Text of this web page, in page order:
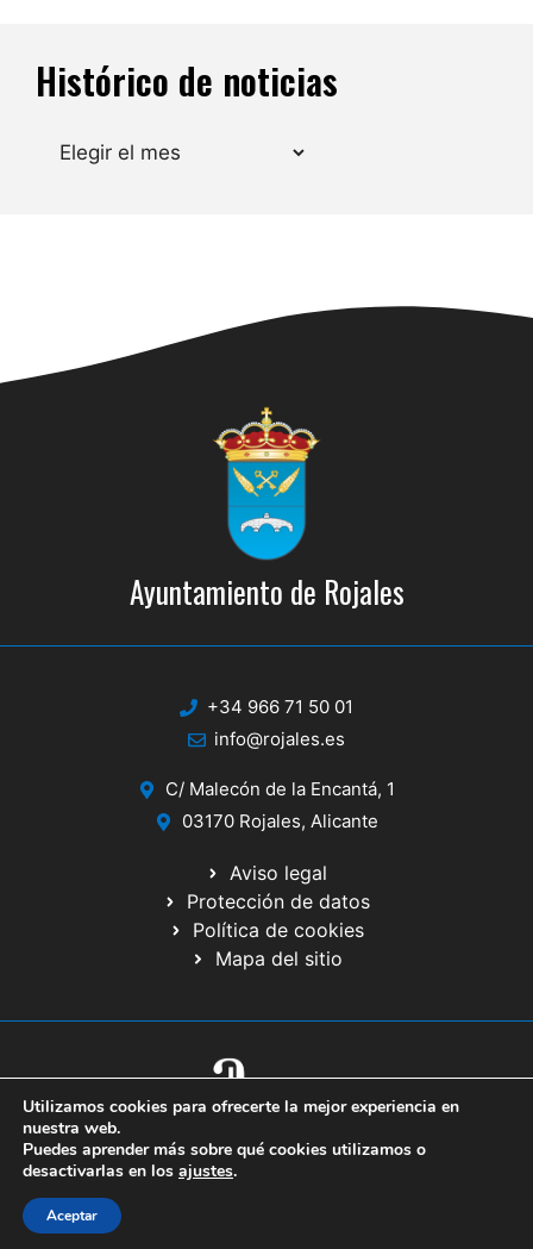
Histórico de noticias
Archivos
Ayuntamiento de Rojales
+34 966 71 50 01
info@rojales.es
C/ Malecón de la Encantá, 1
03170 Rojales, Alicante
Aviso legal
Protección de datos
Política de cookies
Mapa del sitio
© 2020 Web desarrollada por el Servicio de Informática de Diputación
de Alicante
Utilizamos cookies para ofrecerte la mejor experiencia en
nuestra web.
Puedes aprender más sobre qué cookies utilizamos o
desactivarlas en los ajustes.
Aceptar